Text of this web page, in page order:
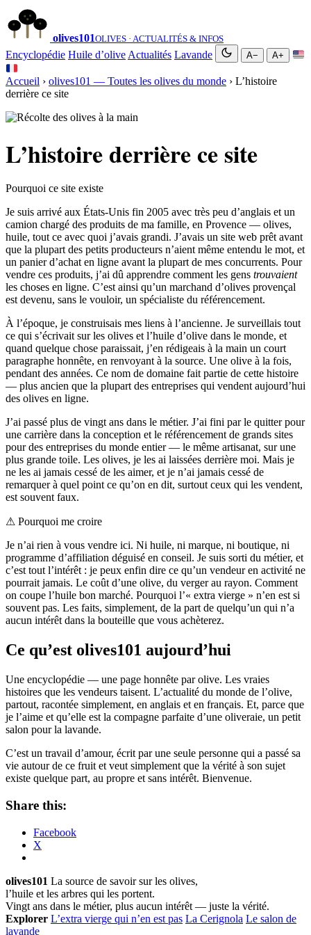
olives101OLIVES · ACTUALITÉS & INFOS
Encyclopédie Huile d’olive Actualités Lavande A− A+
Accueil › olives101 — Toutes les olives du monde › L’histoire
derrière ce site
L’histoire derrière ce site
Pourquoi ce site existe
Je suis arrivé aux États-Unis fin 2005 avec très peu d’anglais et un
camion chargé des produits de ma famille, en Provence — olives,
huile, tout ce avec quoi j’avais grandi. J’avais un site web prêt avant
que la plupart des petits producteurs n’aient même entendu le mot, et
un panier d’achat en ligne avant la plupart de mes concurrents. Pour
vendre ces produits, j’ai dû apprendre comment les gens trouvaient
les choses en ligne. C’est ainsi qu’un marchand d’olives provençal
est devenu, sans le vouloir, un spécialiste du référencement.
À l’époque, je construisais mes liens à l’ancienne. Je surveillais tout
ce qui s’écrivait sur les olives et l’huile d’olive dans le monde, et
quand quelque chose paraissait, j’en rédigeais à la main un court
paragraphe honnête, en renvoyant à la source. Une olive à la fois,
pendant des années. Ce nom de domaine fait partie de cette histoire
— plus ancien que la plupart des entreprises qui vendent aujourd’hui
des olives en ligne.
J’ai passé plus de vingt ans dans le métier. J’ai fini par le quitter pour
une carrière dans la conception et le référencement de grands sites
pour des entreprises du monde entier — le même artisanat, sur une
plus grande toile. Les olives, je les ai laissées derrière moi. Mais je
ne les ai jamais cessé de les aimer, et je n’ai jamais cessé de
remarquer à quel point ce qu’on en dit, surtout ceux qui les vendent,
est souvent faux.
⚠ Pourquoi me croire
Je n’ai rien à vous vendre ici. Ni huile, ni marque, ni boutique, ni
programme d’affiliation déguisé en conseil. Je suis sorti du métier, et
c’est tout l’intérêt : je peux enfin dire ce qu’un vendeur en activité ne
pourrait jamais. Le coût d’une olive, du verger au rayon. Comment
on coupe l’huile bon marché. Pourquoi l’« extra vierge » n’en est si
souvent pas. Les faits, simplement, de la part de quelqu’un qui n’a
aucun intérêt dans la bouteille que vous achèterez.
Ce qu’est olives101 aujourd’hui
Une encyclopédie — une page honnête par olive. Les vraies
histoires que les vendeurs taisent. L’actualité du monde de l’olive,
partout, racontée simplement, en anglais et en français. Et, parce que
je l’aime et qu’elle est la compagne parfaite d’une oliveraie, un petit
salon pour la lavande.
C’est un travail d’amour, écrit par une seule personne qui a passé sa
vie autour de ce fruit et veut simplement que la vérité à son sujet
existe quelque part, au propre et sans intérêt. Bienvenue.
Share this:
Facebook
X
olives101 La source de savoir sur les olives,
l’huile et les arbres qui les portent.
Vingt ans dans le métier, plus aucun intérêt — juste la vérité.
Explorer L’extra vierge qui n’en est pas La Cerignola Le salon de
lavande